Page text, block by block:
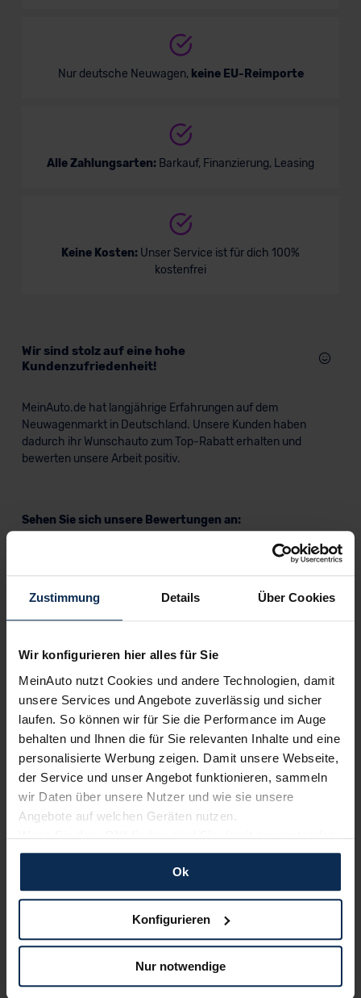
Zustimmung Details Über Cookies
Wir konfigurieren hier alles für Sie
MeinAuto nutzt Cookies und andere Technologien, damit
unsere Services und Angebote zuverlässig und sicher
laufen. So können wir für Sie die Performance im Auge
behalten und Ihnen die für Sie relevanten Inhalte und eine
personalisierte Werbung zeigen. Damit unsere Webseite,
der Service und unser Angebot funktionieren, sammeln
wir Daten über unsere Nutzer und wie sie unsere
Angebote auf welchen Geräten nutzen.
Wenn Sie das „OK“ finden, sind Sie damit einverstanden
und erlauben uns Cookies für unseren Service zu
verwenden und diese Daten an Dritte weiterzugeben,
etwa an unsere Marketingpartner. Falls Sie dem nicht
zustimmen möchten, beschränken wir uns auf die
dann nicht auf Sie zuschneiden und Sie somit nicht
perfekt auf dem Weg zu Ihrem Neuwagen unterstützen.
Sie können die Einstellungen jederzeit anpassen oder
Ok
Konfigurieren
Nur notwendige
Nur deutsche Neuwagen, keine EU-Reimporte
Alle Zahlungsarten: Barkauf, Finanzierung, Leasing
Keine Kosten: Unser Service ist für dich 100%
kostenfrei
Wir sind stolz auf eine hohe
Kundenzufriedenheit!
MeinAuto.de hat langjährige Erfahrungen auf dem
Neuwagenmarkt in Deutschland. Unsere Kunden haben
dadurch ihr Wunschauto zum Top-Rabatt erhalten und
bewerten unsere Arbeit positiv.
Sehen Sie sich unsere Bewertungen an:
Erfahren Sie mehr über das Urteil unserer Kunden
KI-generiert
verspricht mehr Sportlichkeit
Fahrspaß an den Start. In seiner zweiten Modellgeneration ist
das 2+2-sitzige Sportcoupe mit einem kraftvollen Boxermotor